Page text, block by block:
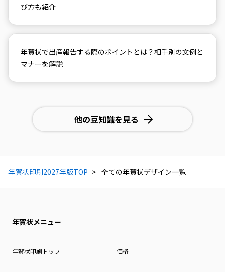
び方も紹介
年賀状で出産報告する際のポイントとは？相手別の文例と
マナーを解説
他の豆知識を見る
年賀状印刷2027年版TOP 全ての年賀状デザイン一覧
年賀状メニュー
年賀状印刷トップ 価格